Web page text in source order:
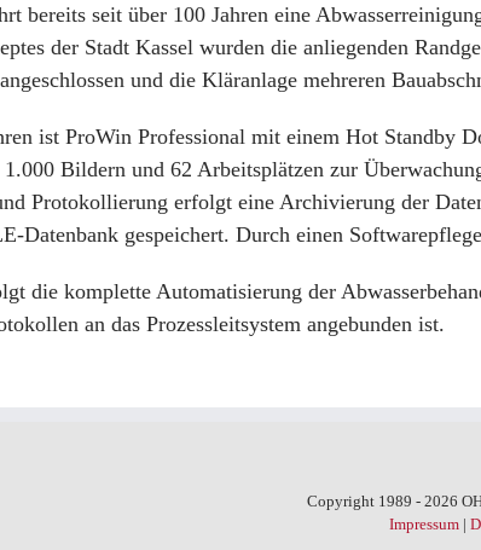
bereits seit über 100 Jahren eine
der Stadt Kassel wurden die anliegenden
und die Kläranlage mehreren
ist ProWin Professional mit einem Hot Standby
Bildern und 62 Arbeitsplätzen zur
Protokollierung erfolgt eine Archivierung der
Datenbank gespeichert. Durch einen
die komplette Automatisierung der
an das Prozessleitsystem angebunden ist.
Copyright 1989 - 2026
Impressum |